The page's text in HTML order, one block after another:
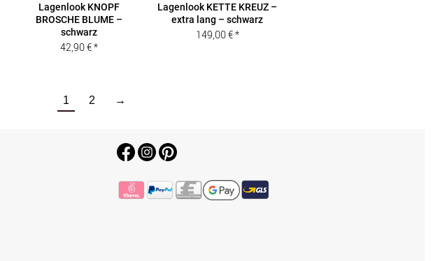
Lagenlook KNOPF
BROSCHE BLUME –
schwarz
42,90€
Lagenlook KETTE KREUZ –
extra lang – schwarz
149,00€
1 2 →